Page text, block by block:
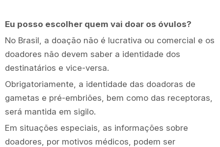
Eu posso escolher quem vai doar os óvulos?
No Brasil, a doação não é lucrativa ou comercial e os
doadores não devem saber a identidade dos
destinatários e vice-versa.
Obrigatoriamente, a identidade das doadoras de
gametas e pré-embriões, bem como das receptoras,
será mantida em sigilo.
Em situações especiais, as informações sobre
doadores, por motivos médicos, podem ser